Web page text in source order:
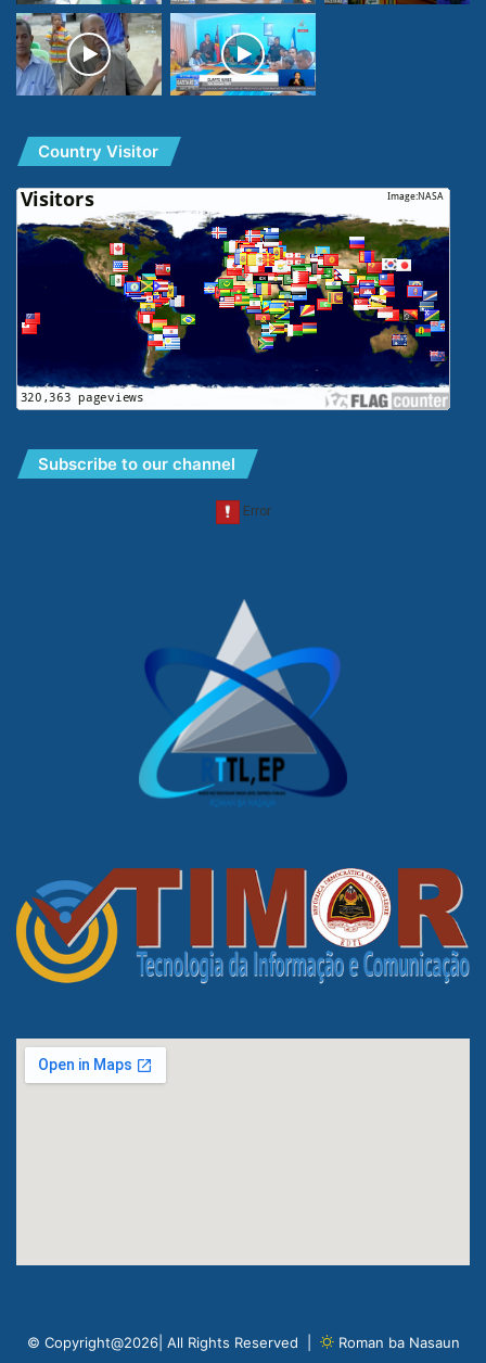
Country Visitor
Subscribe to our channel
© Copyright@2026| All Rights Reserved | Roman ba Nasaun